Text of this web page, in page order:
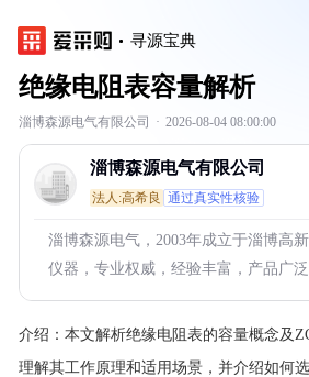
寻源宝典
绝缘电阻表容量解析
淄博森源电气有限公司 · 2026-08-04 08:00:00
淄博森源电气有限公司
法人:高希良 通过真实性核验
淄博森源电气，2003年成立于淄博高
仪器，专业权威，经验丰富，产品广泛
介绍： 本文解析绝缘电阻表的容量概念及
理解其工作原理和适用场景，并介绍如何